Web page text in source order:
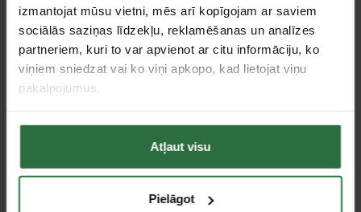
izmantojat mūsu vietni, mēs arī kopīgojam ar saviem
sociālās saziņas līdzekļu, reklamēšanas un analīzes
partneriem, kuri to var apvienot ar citu informāciju, ko
viņiem sniedzat vai ko viņi apkopo, kad lietojat viņu
pakalpojumus.
Atļaut visu
Pielāgot
Pincetas KNIPEX
929589
29,52 €
Pasūtāma prece
Pincetas KNIPEX ESD
Inox
23,23 €
Pasūtāma prece